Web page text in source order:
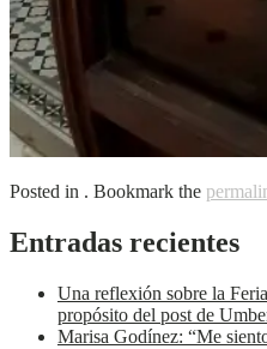
Posted in . Bookmark the
Entradas recientes
Una reflexión sobre la
propósito del post de
Marisa Godínez: “Me